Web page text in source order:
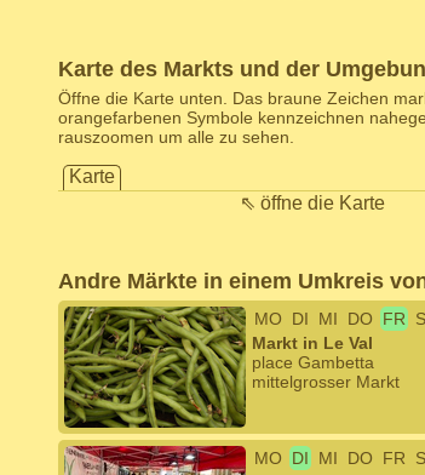
Karte des Markts und der
Öffne die Karte unten. Das braune Zeichen
orangefarbenen Symbole kennzeichnen
rauszoomen um alle zu sehen.
Karte
⇖ öffne die Karte
Andre Märkte in einem Umkreis
MO DI MI DO FR
Markt in Le Val
place Gambetta
mittelgrosser Markt
MO DI MI DO FR